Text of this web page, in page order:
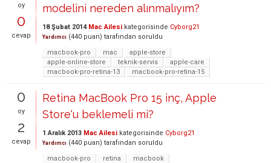
oy
0
cevap
modelini nereden alınmalıyım?
18 Şubat 2014 Mac Ailesi kategorisinde Cyborg21
Yardımcı (440 puan) tarafından soruldu
macbook-pro
mac
apple-store
apple-online-store
teknik-servis
apple-care
macbook-pro-retina-13
macbook-pro-retina-15
0
oy
2
cevap
Retina MacBook Pro 15 inç, Apple
Store'u beklemeli mi?
1 Aralık 2013 Mac Ailesi kategorisinde Cyborg21
Yardımcı (440 puan) tarafından soruldu
macbook-pro
retina
macbook